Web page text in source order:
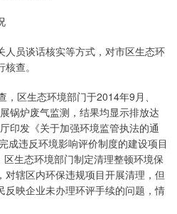
人员谈话核实等方式，对市区生态环
查。
区生态环境部门于2014年9月、
锅炉废气监测，结果均显示排放达
印发《关于加强环境监管执法的通
成违反环境影响评价制度的建设项目
生态环境部门制定清理整顿环境保
辖区内环保违规项目开展清理，但
反映企业未办理环评手续的问题，情